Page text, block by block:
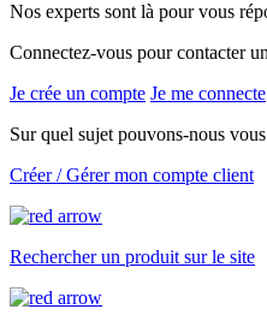
Nos experts sont là pour vous
Connectez-vous pour contacter
Je crée un compte Je me connecte
Sur quel sujet pouvons-nous
Créer / Gérer mon compte client
Rechercher un produit sur le site